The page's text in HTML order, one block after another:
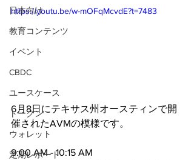
日本向け
教育コンテンツ
イベント
CBDC
ユースケース
トークン
ウォレット
定期レポート
https://youtu.be/w-mOFqMcvdE?t=7483
6月8日にテキサス州オースティンで開
催されたAVMの模様です。
9:00 AM - 10:15 AM